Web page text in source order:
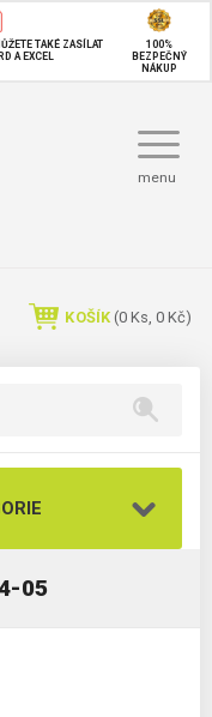
TAKÉ ZASÍLAT
A EXCEL
100%
BEZPEČNÝ
NÁKUP
menu
KOŠÍK (0 Ks, 0 Kč)
05